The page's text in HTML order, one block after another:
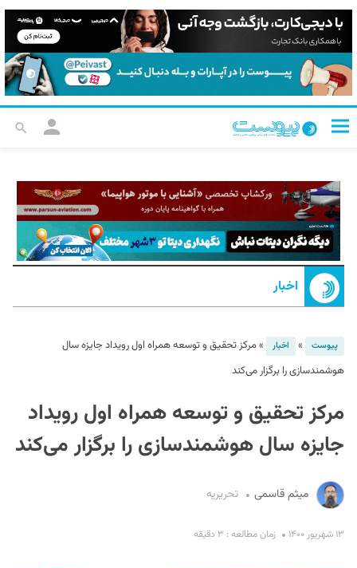
اخبار
پیوست » اخبار »مرکز تحقیق و توسعه همراه اول رویداد جایزه سال
هوشمندسازی را برگزار می‌کند
مرکز تحقیق و توسعه همراه اول رویداد
جایزه سال هوشمندسازی را برگزار می‌کند
میثم قاسمی تحریریه
۱۳ شهریور ۱۴۰۰ زمان مطالعه : ۳ دقیقه